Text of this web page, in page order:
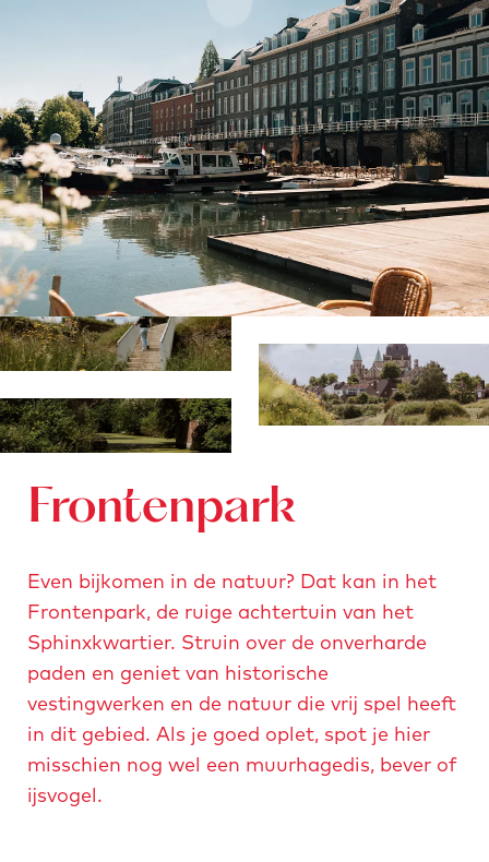
j
p
e
g
Fronten­park
Even bijkomen in de natuur? Dat kan in het
Frontenpark, de ruige achtertuin van het
Sphinxkwartier. Struin over de onverharde
paden en geniet van historische
vestingwerken en de natuur die vrij spel heeft
in dit gebied. Als je goed oplet, spot je hier
misschien nog wel een muurhagedis, bever of
ijsvogel.